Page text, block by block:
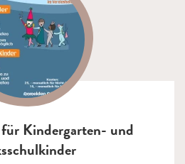
Kindergarten- und